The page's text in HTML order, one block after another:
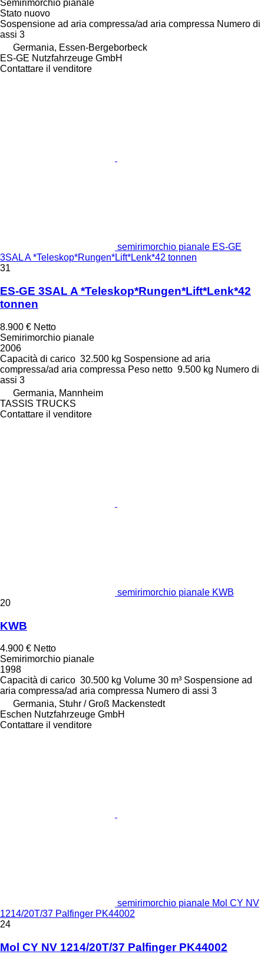
Semirimorchio pianale
Stato nuovo
Sospensione ad aria compressa/ad aria compressa Numero di
assi 3
Germania, Essen-Bergeborbeck
ES-GE Nutzfahrzeuge GmbH
Contattare il venditore
semirimorchio pianale ES-GE
3SAL A *Teleskop*Rungen*Lift*Lenk*42 tonnen
31
ES-GE 3SAL A *Teleskop*Rungen*Lift*Lenk*42
tonnen
8.900 € Netto
Semirimorchio pianale
2006
Capacità di carico 32.500 kg Sospensione ad aria
compressa/ad aria compressa Peso netto 9.500 kg Numero di
assi 3
Germania, Mannheim
TASSIS TRUCKS
Contattare il venditore
semirimorchio pianale KWB
20
KWB
4.900 € Netto
Semirimorchio pianale
1998
Capacità di carico 30.500 kg Volume 30 m³ Sospensione ad
aria compressa/ad aria compressa Numero di assi 3
Germania, Stuhr / Groß Mackenstedt
Eschen Nutzfahrzeuge GmbH
Contattare il venditore
semirimorchio pianale Mol CY NV
1214/20T/37 Palfinger PK44002
24
Mol CY NV 1214/20T/37 Palfinger PK44002